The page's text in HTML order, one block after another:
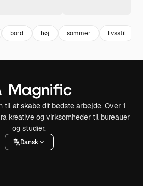
bord høj sommer livsstil
til at skabe dit bedste arbejde. Over 1
kreative og virksomheder til bureauer
og studier.
Dansk